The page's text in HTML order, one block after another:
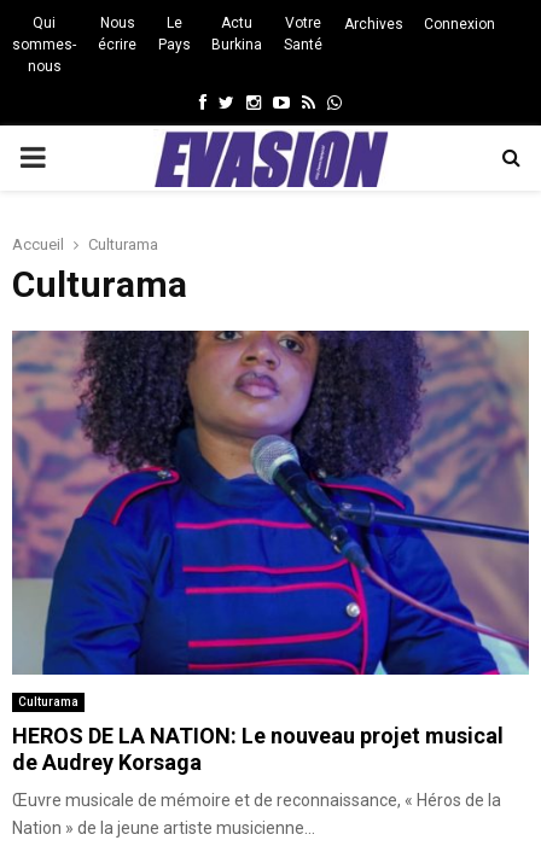
Qui
sommes-
nous
Nous
écrire
Le
Pays
Actu
Burkina
Votre
Santé
Archives Connexion
Facebook
Twitter
Instagram
Youtube
RssWhatsapp
PRIMARY
Accueil Culturama
Culturama
Culturama
HEROS DE LA NATION: Le nouveau projet musical
de Audrey Korsaga
Œuvre musicale de mémoire et de reconnaissance, « Héros de la
Nation » de la jeune artiste musicienne...